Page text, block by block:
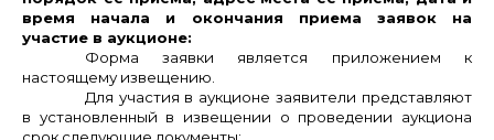
время начала и окончания приема заявок на
участие в аукционе:
Форма заявки является приложением к
настоящему извещению.
Для участия в аукционе заявители представляют
в установленный в извещении о проведении аукциона